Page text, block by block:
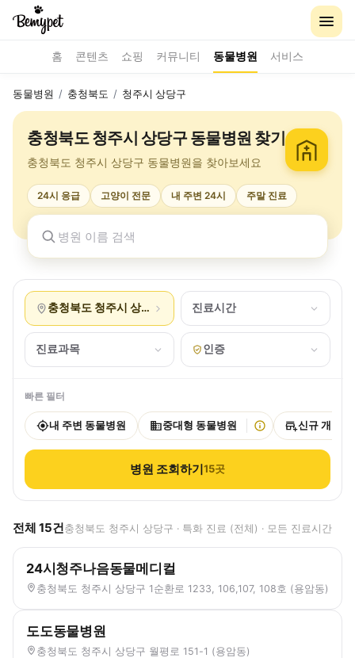
홈 콘텐츠 쇼핑 커뮤니티 동물병원 서비스
동물병원 / 충청북도 / 청주시 상당구
충청북도 청주시 상당구 동물병원 찾기
충청북도 청주시 상당구 동물병원을 찾아보세요
24시 응급 고양이 전문 내 주변 24시 주말 진료
충청북도 청주시 상당구 진료시간
진료과목 인증
빠른 필터
내 주변 동물병원 중대형 동물병원 신규 개원
병원 조회하기15곳
전체 15건충청북도 청주시 상당구 · 특화 진료 (전체) · 모든 진료시간
24시청주나음동물메디컬
충청북도 청주시 상당구 1순환로 1233, 106,107, 108호 (용암동)
도도동물병원
충청북도 청주시 상당구 월평로 151-1 (용암동)